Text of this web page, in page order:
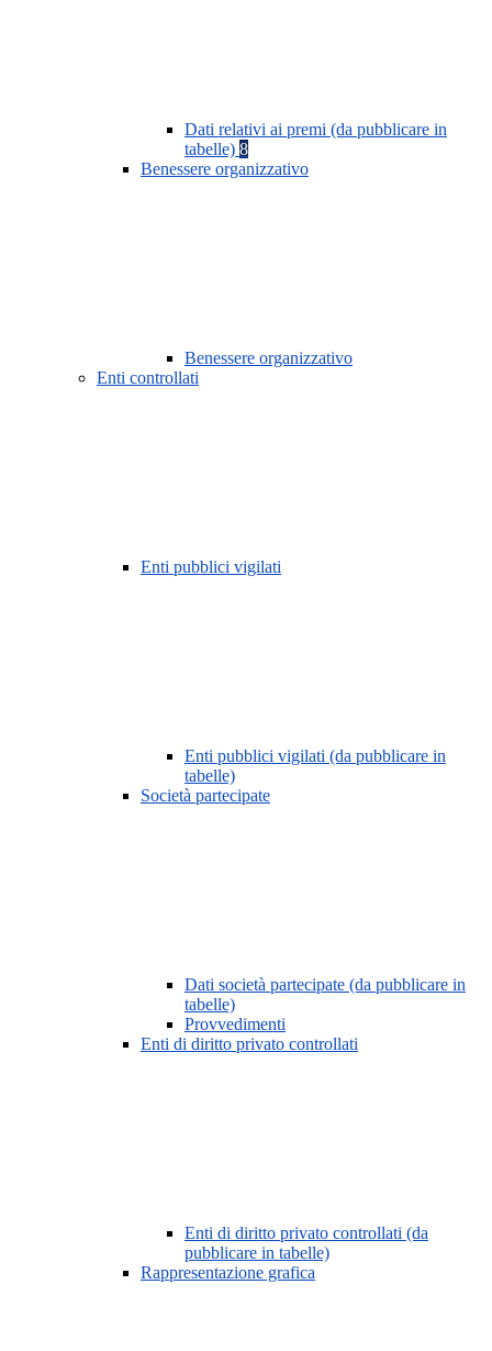
Dati relativi ai premi (da pubblicare in
tabelle) 8
Benessere organizzativo
Benessere organizzativo
Enti controllati
Enti pubblici vigilati
Enti pubblici vigilati (da pubblicare in
tabelle)
Società partecipate
Dati società partecipate (da pubblicare in
tabelle)
Provvedimenti
Enti di diritto privato controllati
Enti di diritto privato controllati (da
pubblicare in tabelle)
Rappresentazione grafica